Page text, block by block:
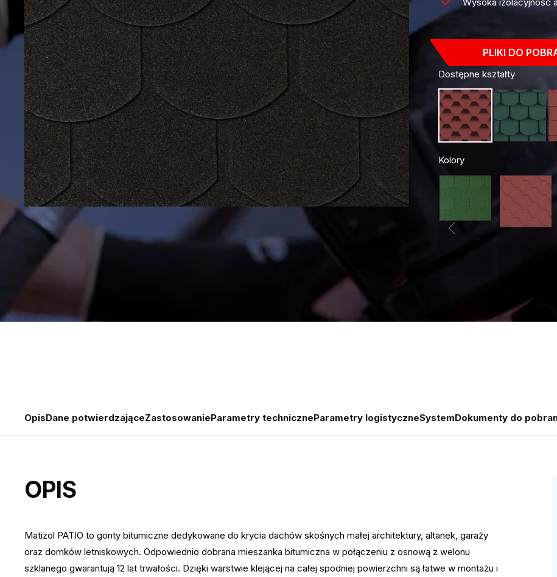
PLIKI DO
Dostępne kształty
Kolory
OpisDane potwierdzająceZastosowanieParametry techniczneParametry logistyczneSystemDokumenty do
OPIS
Matizol PATIO to gonty bitumiczne dedykowane do krycia dachów skośnych małej architektury, altanek, garaży
oraz domków letniskowych. Odpowiednio dobrana mieszanka bitumiczna w połączeniu z osnową z welonu
szklanego gwarantują 12 lat trwałości. Dzięki warstwie klejącej na całej spodniej powierzchni są łatwe w montażu i